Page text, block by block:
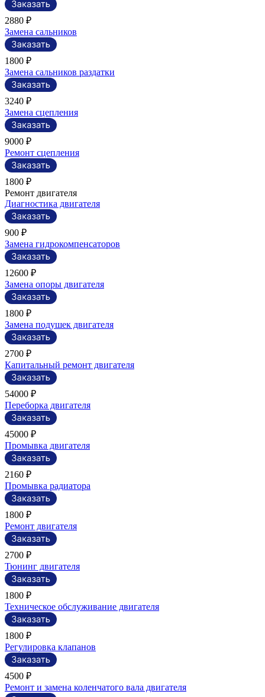
2880 ₽
Замена сальников
1800 ₽
Замена сальников раздатки
3240 ₽
Замена сцепления
9000 ₽
Ремонт сцепления
1800 ₽
Ремонт двигателя
Диагностика двигателя
900 ₽
Замена гидрокомпенсаторов
12600 ₽
Замена опоры двигателя
1800 ₽
Замена подушек двигателя
2700 ₽
Капитальный ремонт двигателя
54000 ₽
Переборка двигателя
45000 ₽
Промывка двигателя
2160 ₽
Промывка радиатора
1800 ₽
Ремонт двигателя
2700 ₽
Тюнинг двигателя
1800 ₽
Техническое обслуживание двигателя
1800 ₽
Регулировка клапанов
4500 ₽
Ремонт и замена коленчатого вала двигателя